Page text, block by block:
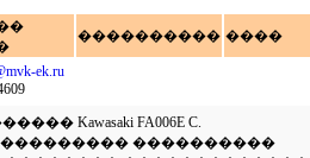
���������� ����
ek.ru
FA006E C.
��������� ����������